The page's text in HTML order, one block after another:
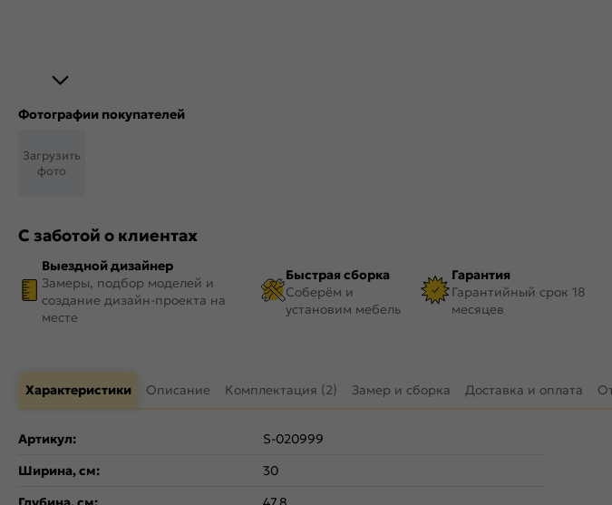
Фотографии покупателей
Загрузить
фото
С заботой о клиентах
Выездной дизайнер
Замеры, подбор моделей и
создание дизайн-проекта на
месте
Быстрая сборка
Соберём и
установим мебель
Гарантия
Гарантийный срок 18
месяцев
Характеристики Описание Комплектация (2) Замер и сборка Доставка и оплата
Артикул:
S-020999
Ширина, см:
30